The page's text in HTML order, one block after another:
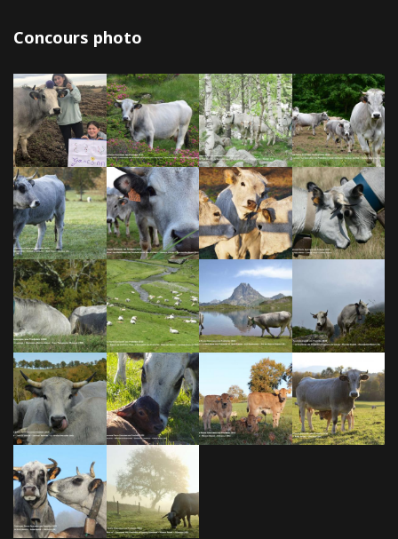
Concours photo